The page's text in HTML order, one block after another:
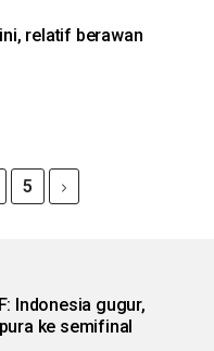
relatif berawan
5
Indonesia gugur,
ke semifinal